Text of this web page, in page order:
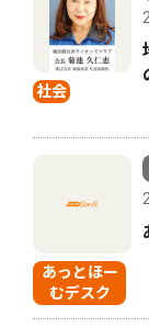
社会
あっとほー
むデスク